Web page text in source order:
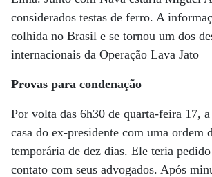
considerados testas de ferro. A
colhida no Brasil e se tornou um dos
internacionais da Operação Lava Jato
Provas para condenação
Por volta das 6h30 de quarta-feira 17,
casa do ex-presidente com uma ordem
temporária de dez dias. Ele teria
contato com seus advogados. Após